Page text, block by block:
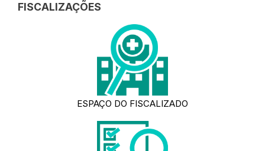
FISCALIZAÇÕES
ESPAÇO DO FISCALIZADO